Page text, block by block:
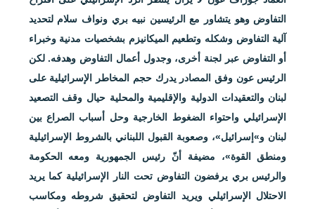
التفاوض وهو يتشاور مع الرئيسين نبيه بري ونواف سلام لتحديد
آلية التفاوض وشكله وتطعيم الميكانيزم بشخصيات مدنية وخبراء
أو التفاوض عبر لجنة أخرى، وجدول أعمال التفاوض وهدفه. لكن
الرئيس عون وفق المصادر يدرك حجم المخاطر الإسرائيلية على
لبنان والتعقيدات الدولية والإقليمية والمحلية حيال وقف التصعيد
الإسرائيلي واحتواء الضغوط الخارجية وحل أسباب الصراع بين
لبنان و»إسرائيل»، وصعوبة القبول اللبناني بالشروط الإسرائيلية
ومنطق القوة»، مضيفة أنّ رئيس الجمهورية ومعه الحكومة
والرئيس بري يرفضون التفاوض تحت النار الإسرائيلية كما يريد
الاحتلال الإسرائيلي ويريد التفاوض لتحقيق شروطه ومكاسب